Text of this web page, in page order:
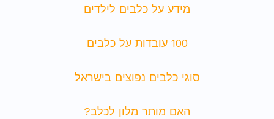
מידע על כלבים לילדים
100 עובדות על כלבים
סוגי כלבים נפוצים בישראל
האם מותר מלון לכלב?